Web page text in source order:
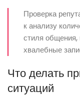
Проверка
к анализу
стиля
хвалебные
Что делать
ситуаций